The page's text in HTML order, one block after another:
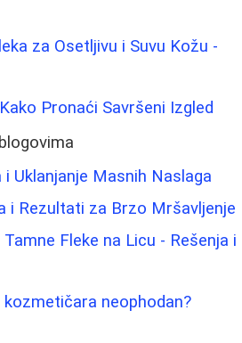
za Osetljivu i Suvu Kožu -
Pronaći Savršeni Izgled
Uklanjanje Masnih Naslaga
i Rezultati za Brzo Mršavljenje
Fleke na Licu - Rešenja i
kozmetičara neophodan?